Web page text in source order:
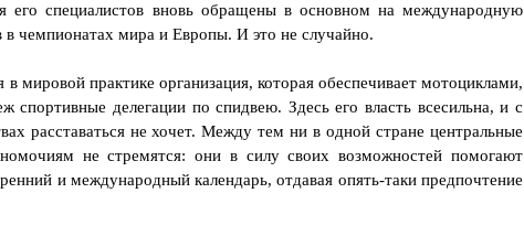
его специалистов вновь обращены в основном на международную
чемпионатах мира и Европы. И это не случайно.
практике организация, которая обеспечивает мотоциклами,
спортивные делегации по спидвею. Здесь его власть всесильна, и с
расставаться не хочет. Между тем ни в одной стране центральные
не стремятся: они в силу своих возможностей помогают
и международный календарь, отдавая опять-таки предпочтение